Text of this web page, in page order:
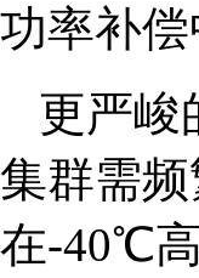
功率补
更严峻
集群需
在-40℃